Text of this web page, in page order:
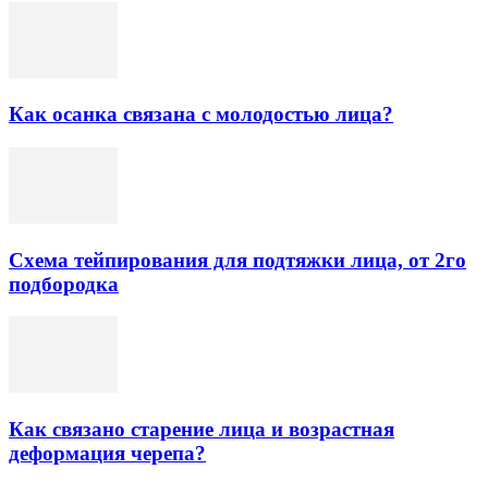
Как осанка связана с молодостью лица?
Схема тейпирования для подтяжки лица, от 2го
подбородка
Как связано старение лица и возрастная
деформация черепа?